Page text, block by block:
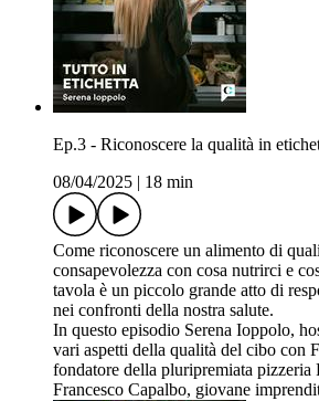
Ep.3 - Riconoscere la qualità in
08/04/2025
18 min
Come riconoscere un alimento di
consapevolezza con cosa nutrirci e
tavola è un piccolo grande atto di
nei confronti della nostra salute.
In questo episodio Serena Ioppolo,
vari aspetti della qualità del cibo con
fondatore della pluripremiata pizzeria
Francesco Capalbo, giovane